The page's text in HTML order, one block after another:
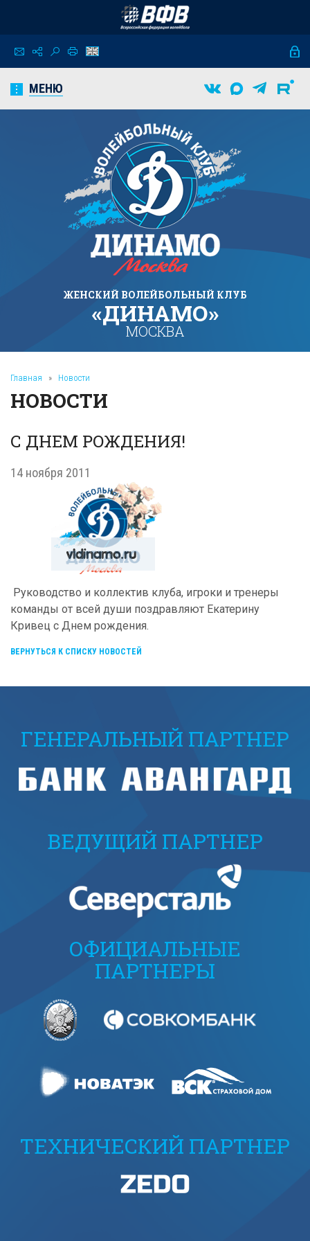
МЕНЮ
ЖЕНСКИЙ ВОЛЕЙБОЛЬНЫЙ КЛУБ
«ДИНАМО»
МОСКВА
Главная » Новости
НОВОСТИ
С ДНЕМ РОЖДЕНИЯ!
14 ноября 2011
Руководство и коллектив клуба, игроки и тренеры
команды от всей души поздравляют Екатерину
Кривец с Днем рождения.
ВЕРНУТЬСЯ К СПИСКУ НОВОСТЕЙ
ГЕНЕРАЛЬНЫЙ ПАРТНЕР
ВЕДУЩИЙ ПАРТНЕР
ОФИЦИАЛЬНЫЕ
ПАРТНЕРЫ
ТЕХНИЧЕСКИЙ ПАРТНЕР